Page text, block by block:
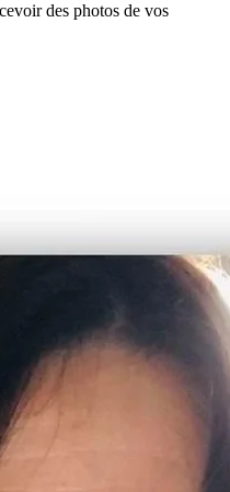
des photos de vos